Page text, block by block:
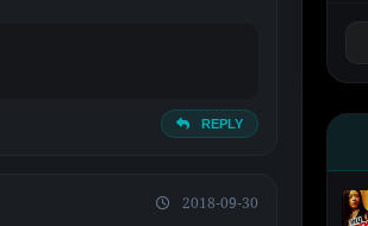
REPLY
2018-09-30